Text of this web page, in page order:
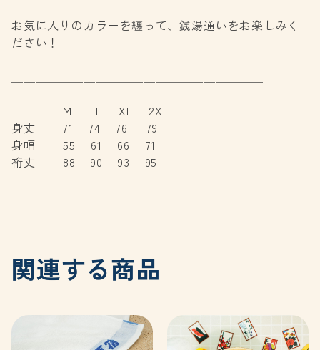
お気に入りのカラーを纏って、銭湯通いをお楽しみく
ださい！
M L XL 2XL
身丈 71 74 76 79
身幅 55 61 66 71
裄丈 88 90 93 95
関連する商品